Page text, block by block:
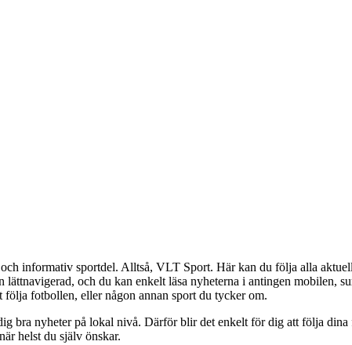
informativ sportdel. Alltså, VLT Sport. Här kan du följa alla
och du kan enkelt läsa nyheterna i antingen mobilen,
fotbollen, eller någon annan sport du tycker om.
bra nyheter på lokal nivå. Därför blir det enkelt för dig att följa
helst du själv önskar.